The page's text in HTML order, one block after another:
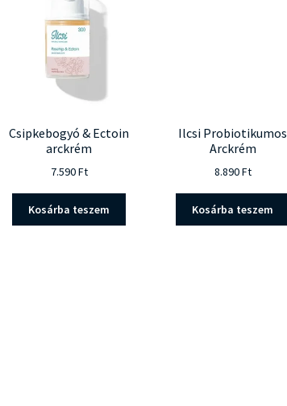
Csipkebogyó & Ectoin
arckrém
7.590Ft
Kosárba teszem
Ilcsi Probiotikumos
Arckrém
8.890Ft
Kosárba teszem